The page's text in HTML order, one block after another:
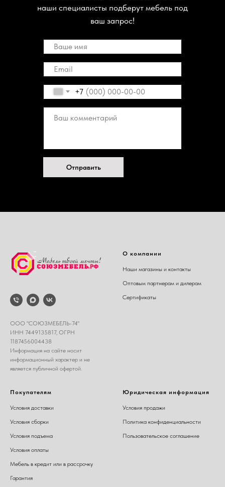
+7
Отправить
наши специалисты подберут мебель под
ваш запрос!
ООО "СОЮЗМЕБЕЛЬ-74"
ИНН 7449135817, ОГРН
1187456004438
Информация на сайте носит
информационный характер и не
является публичной офертой.
О компании
Наши магазины и контакты
Оптовым партнерам и дилерам
Сертификаты
Покупателям
Условия доставки
Условия сборки
Условия подъема
Условия оплаты
Мебель в кредит или в рассрочку
Гарантия
Юридическая информация
Условия продажи
Политика конфиденциальности
Пользовательское соглашение